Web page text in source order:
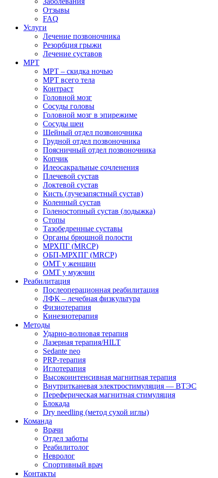
Отзывы
FAQ
Услуги
Лечение позвоночника
Резорбция грыжи
Лечение суставов
МРТ
МРТ – скидка ночью
МРТ всего тела
Контраст
Головной мозг
Сосуды головы
Головной мозг в эпирежиме
Сосуды шеи
Шейный отдел позвоночника
Грудной отдел позвоночника
Поясничный отдел позвоночника
Копчик
Илеосакральные сочленения
Плечевой сустав
Локтевой сустав
Кисть (лучезапястный сустав)
Коленный сустав
Голеностопный сустав (лодыжка)
Стопы
Тазобедренные суставы
Органы брюшной полости
МРХПГ (MRCP)
ОБП-МРХПГ (MRCP)
ОМТ у женщин
ОМТ у мужчин
Реабилитация
Послеоперационная реабилитация
ЛФК – лечебная физкультура
Физиотерапия
Кинезиотерапия
Методы
Ударно-волновая терапия
Лазерная терапия/HILT
Sedante neo
PRP-терапия
Иглотерапия
Высокоинтенсивная магнитная терапия
Внутритканевая электростимуляция — ВТЭС
Переферическая магнитная стимуляция
Блокада
Dry needling (метод сухой иглы)
Команда
Врачи
Отдел заботы
Реабилитолог
Невролог
Спортивный врач
Контакты